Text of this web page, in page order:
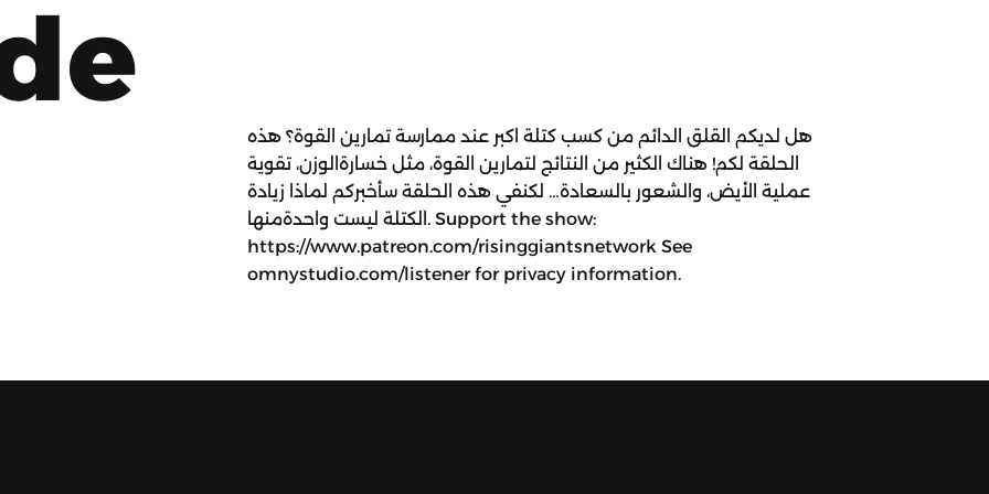
هل لديكم القلق الدائم من كسب كتلة اكبر عند ممارسة تمارين القوة؟ هذه
الحلقة لكم! هناك الكثير من النتائج لتمارين القوة، مثل خسارةالوزن، تقوية
عملية الأيض، والشعور بالسعادة… لكنفي هذه الحلقة سأخبركم لماذا زيادة
الكتلة ليست واحدةمنها. Support the show:
https://www.patreon.com/risinggiantsnetwork See
omnystudio.com/listener for privacy information.